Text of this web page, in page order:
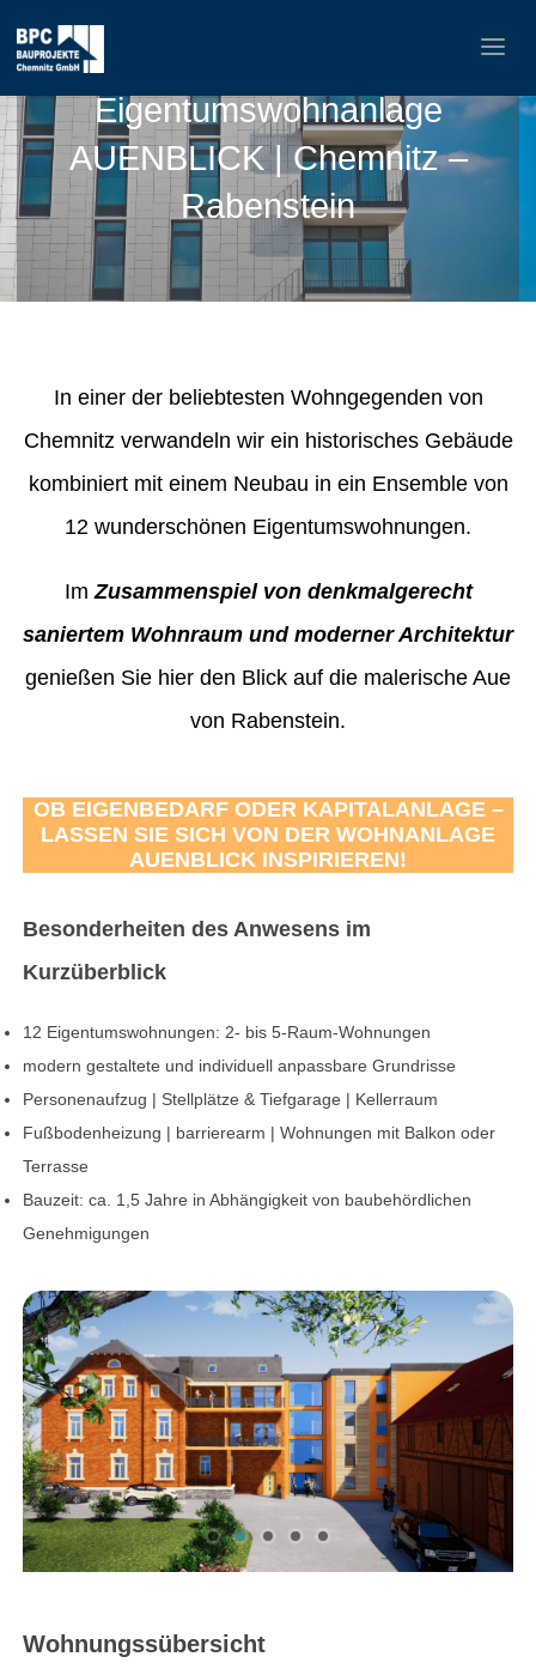
Eigentumswohnanlage
AUENBLICK | Chemnitz –
Rabenstein
In einer der beliebtesten Wohngegenden von
Chemnitz verwandeln wir ein historisches Gebäude
kombiniert mit einem Neubau in ein Ensemble von
12 wunderschönen Eigentumswohnungen.
ImZusammenspiel von denkmalgerecht
saniertem Wohnraum und moderner Architektur
genießen Sie hier den Blick auf die malerische Aue
von Rabenstein.
OB EIGENBEDARF ODER KAPITALANLAGE –
LASSEN SIE SICH VON DER WOHNANLAGE
AUENBLICK INSPIRIEREN!
Besonderheiten des Anwesens im
Kurzüberblick
12 Eigentumswohnungen: 2- bis 5-Raum-Wohnungen
modern gestaltete und individuell anpassbare Grundrisse
Personenaufzug | Stellplätze & Tiefgarage | Kellerraum
Fußbodenheizung | barrierearm | Wohnungen mit Balkon oder
Terrasse
Bauzeit: ca. 1,5 Jahre in Abhängigkeit von baubehördlichen
Genehmigungen
Wohnungssübersicht